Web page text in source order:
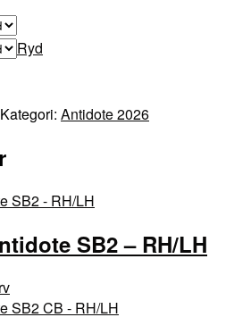
Ryd
Kategori: Antidote 2026
SB2 – RH/LH
Dette
vare